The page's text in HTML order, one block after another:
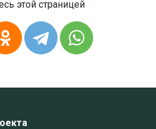
этой страницей